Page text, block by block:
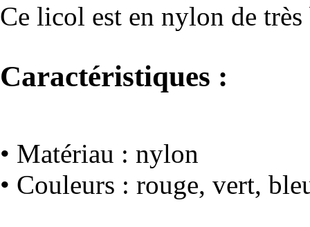
Ce licol est en nylon de
Caractéristiques :
• Matériau : nylon
• Couleurs : rouge, vert,